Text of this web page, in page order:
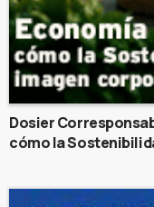
Dosier
cómo la